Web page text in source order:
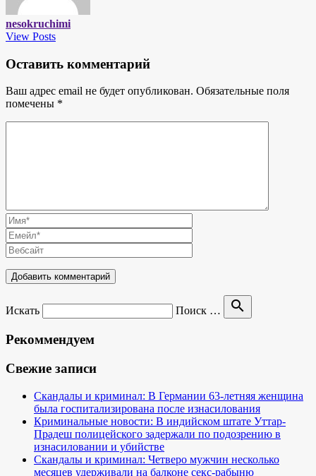
nesokruchimi
View Posts
Оставить комментарий
Ваш адрес email не будет опубликован. Обязательные поля
помечены *
Искать Поиск … search
Рекоммендуем
Свежие записи
Скандалы и криминал: В Германии 63-летняя женщина
была госпитализирована после изнасилования
Криминальные новости: В индийском штате Уттар-
Прадеш полицейского задержали по подозрению в
изнасиловании и убийстве
Скандалы и криминал: Четверо мужчин несколько
месяцев удерживали на балконе секс-рабыню